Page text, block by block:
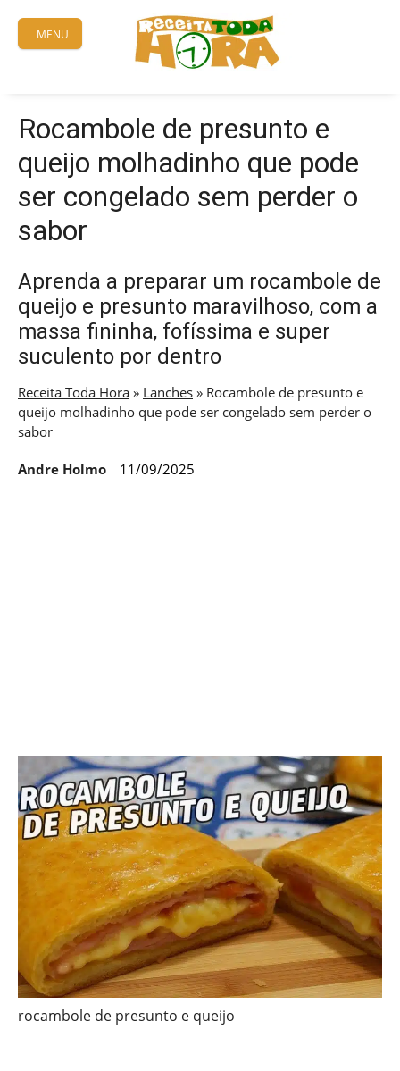
content
MENU
Rocambole de presunto e
queijo molhadinho que pode
ser congelado sem perder o
sabor
Aprenda a preparar um rocambole de
queijo e presunto maravilhoso, com a
massa fininha, fofíssima e super
suculento por dentro
Receita Toda Hora » Lanches » Rocambole de presunto e
queijo molhadinho que pode ser congelado sem perder o
sabor
Andre Holmo 11/09/2025
rocambole de presunto e queijo